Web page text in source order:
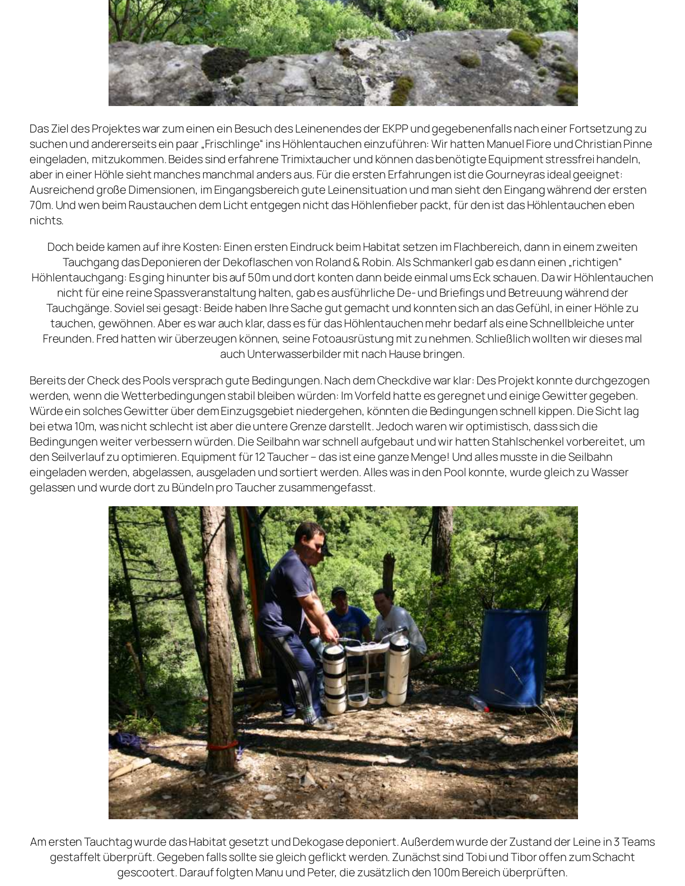
Das Ziel des Projektes war zum einen ein Besuch des Leinenendes der EKPP und gegebenenfalls nach einer Fortsetzung zu
suchen und andererseits ein paar „Frischlinge“ ins Höhlentauchen einzuführen: Wir hatten Manuel Fiore und Christian Pinne
eingeladen, mitzukommen. Beides sind erfahrene Trimixtaucher und können das benötigte Equipment stressfrei handeln,
aber in einer Höhle sieht manches manchmal anders aus. Für die ersten Erfahrungen ist die Gourneyras ideal geeignet:
Ausreichend große Dimensionen, im Eingangsbereich gute Leinensituation und man sieht den Eingang während der ersten
70m. Und wen beim Raustauchen dem Licht entgegen nicht das Höhlenfieber packt, für den ist das Höhlentauchen eben
nichts.
Doch beide kamen auf ihre Kosten: Einen ersten Eindruck beim Habitat setzen im Flachbereich, dann in einem zweiten
Tauchgang das Deponieren der Dekoflaschen von Roland & Robin. Als Schmankerl gab es dann einen „richtigen“
Höhlentauchgang: Es ging hinunter bis auf 50m und dort konten dann beide einmal ums Eck schauen. Da wir Höhlentauchen
nicht für eine reine Spassveranstaltung halten, gab es ausführliche De- und Briefings und Betreuung während der
Tauchgänge. Soviel sei gesagt: Beide haben Ihre Sache gut gemacht und konnten sich an das Gefühl, in einer Höhle zu
tauchen, gewöhnen. Aber es war auch klar, dass es für das Höhlentauchen mehr bedarf als eine Schnellbleiche unter
Freunden. Fred hatten wir überzeugen können, seine Fotoausrüstung mit zu nehmen. Schließlich wollten wir dieses mal
auch Unterwasserbilder mit nach Hause bringen.
Bereits der Check des Pools versprach gute Bedingungen. Nach dem Checkdive war klar: Des Projekt konnte durchgezogen
werden, wenn die Wetterbedingungen stabil bleiben würden: Im Vorfeld hatte es geregnet und einige Gewitter gegeben.
Würde ein solches Gewitter über dem Einzugsgebiet niedergehen, könnten die Bedingungen schnell kippen. Die Sicht lag
bei etwa 10m, was nicht schlecht ist aber die untere Grenze darstellt. Jedoch waren wir optimistisch, dass sich die
Bedingungen weiter verbessern würden. Die Seilbahn war schnell aufgebaut und wir hatten Stahlschenkel vorbereitet, um
den Seilverlauf zu optimieren. Equipment für 12 Taucher – das ist eine ganze Menge! Und alles musste in die Seilbahn
eingeladen werden, abgelassen, ausgeladen und sortiert werden. Alles was in den Pool konnte, wurde gleich zu Wasser
gelassen und wurde dort zu Bündeln pro Taucher zusammengefasst.
Am ersten Tauchtag wurde das Habitat gesetzt und Dekogase deponiert. Außerdem wurde der Zustand der Leine in 3 Teams
gestaffelt überprüft. Gegeben falls sollte sie gleich geflickt werden. Zunächst sind Tobi und Tibor offen zum Schacht
gescootert. Darauf folgten Manu und Peter, die zusätzlich den 100m Bereich überprüften.